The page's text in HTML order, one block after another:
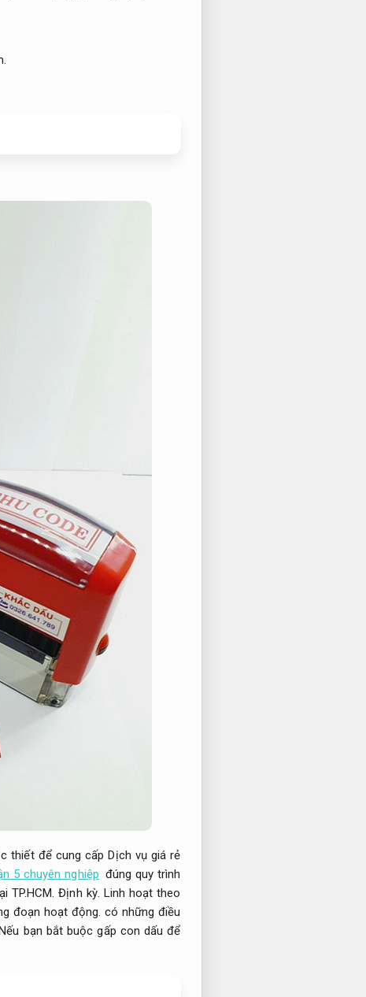
thiết để cung cấp Dịch vụ giá rẻ
5 chuyên nghiệp đúng quy trình
TP.HCM.Định kỳ. Linh hoạt theo
đoạn hoạt động. có những điều
bạn bắt buộc gấp con dấu để